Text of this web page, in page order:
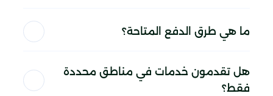
ما هي طرق الدفع المتاحة؟
هل تقدمون خدمات في مناطق محددة
فقط؟